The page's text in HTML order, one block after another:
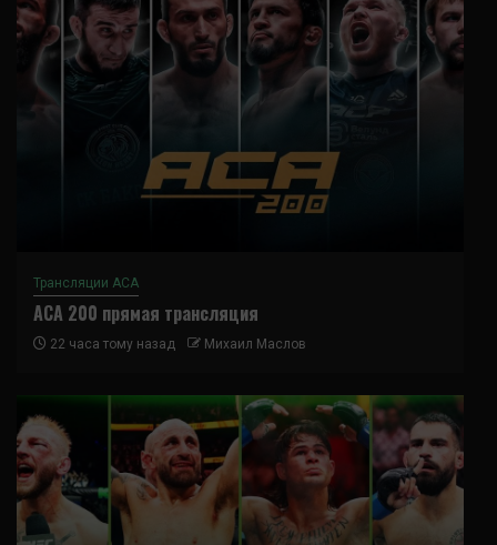
Трансляции ACA
ACA 200 прямая трансляция
22 часа тому назад Михаил Маслов